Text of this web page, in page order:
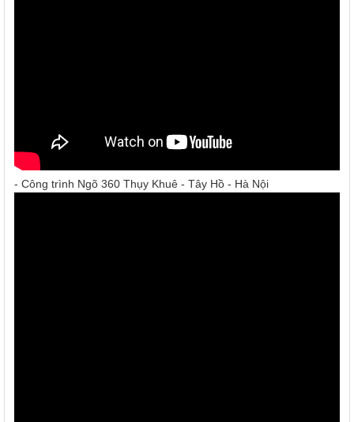
- Công trình Ngõ 360 Thụy Khuê - Tây Hồ - Hà Nội